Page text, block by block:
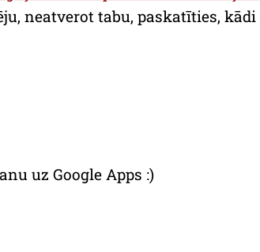
neatverot tabu, paskatīties, kādi
uz Google Apps :)